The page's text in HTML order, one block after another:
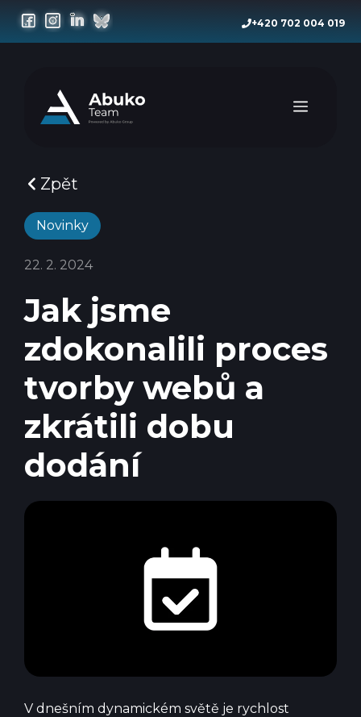
Přeskočit
obsah
+420 702 004 019
Menu
Zpět
Novinky
22. 2. 2024
Jak jsme
zdokonalili proces
tvorby webů a
zkrátili dobu
dodání
V dnešním dynamickém světě je rychlost